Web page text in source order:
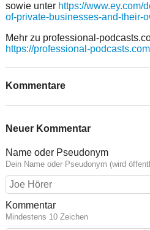
sowie unter https://www.ey.com/
of-private-businesses-and-their-
Mehr zu professional-
https://professional-podcasts.com
Kommentare
Neuer Kommentar
Name oder Pseudonym
Dein Name oder Pseudonym (wird
Kommentar
Mindestens 10 Zeichen